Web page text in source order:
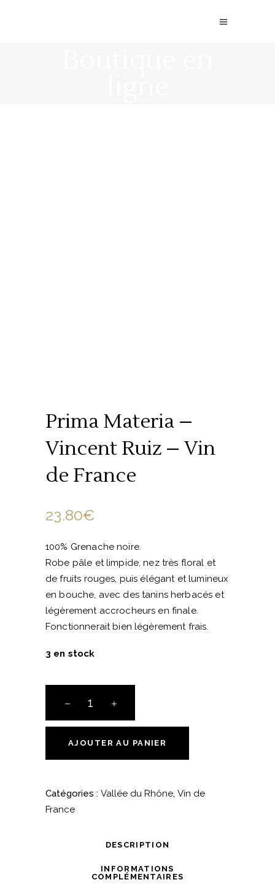
Prima Materia –
Vincent Ruiz – Vin
de France
23.80€
100% Grenache noire.
Robe pâle et limpide, nez très floral et
de fruits rouges, puis élégant et lumineux
en bouche, avec des tanins herbacés et
légèrement accrocheurs en finale.
Fonctionnerait bien légèrement frais.
3 en stock
-
Vincent
Vin
de
AJOUTER AU PANIER
Catégories : Vallée du Rhône, Vin de
France
DESCRIPTION
INFORMATIONS
COMPLÉMENTAIRES